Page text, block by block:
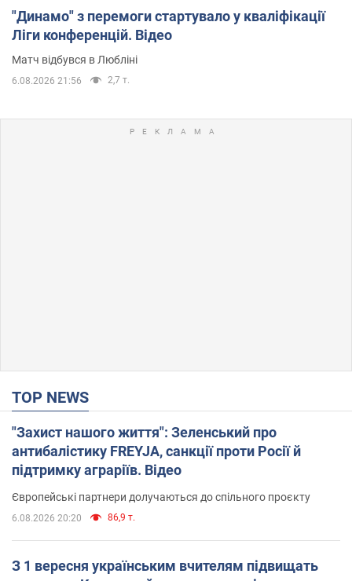
"Динамо" з перемоги стартувало у кваліфікації
Ліги конференцій. Відео
Матч відбувся в Любліні
6.08.2026 21:56 2,7 т.
TOP NEWS
"Захист нашого життя": Зеленський про
антибалістику FREYJA, санкції проти Росії й
підтримку аграріїв. Відео
Європейські партнери долучаються до спільного проєкту
6.08.2026 20:20 86,9 т.
З 1 вересня українським вчителям підвищать